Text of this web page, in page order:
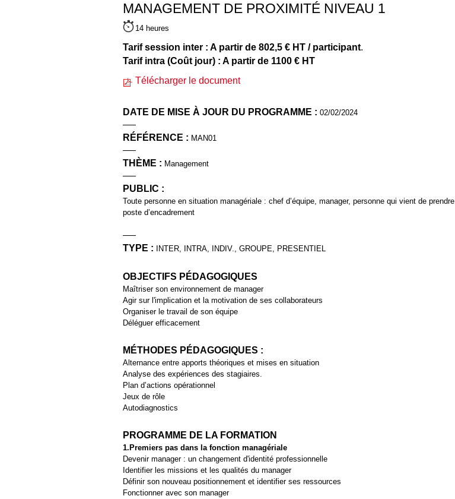
MANAGEMENT DE PROXIMITÉ NIVEAU 1
14 heures
Tarif session inter : A partir de 802,5 € HT / participant.
Tarif intra (Coût jour) : A partir de 1100 € HT
Télécharger le document
DATE DE MISE À JOUR DU PROGRAMME : 02/02/2024
RÉFÉRENCE : MAN01
THÈME : Management
PUBLIC :
Toute personne en situation managériale : chef d’équipe, manager, personne qui vient de prendre
poste d’encadrement
TYPE : INTER, INTRA, INDIV., GROUPE, PRESENTIEL
OBJECTIFS PÉDAGOGIQUES
Maîtriser son environnement de manager
Agir sur l'implication et la motivation de ses collaborateurs
Organiser le travail de son équipe
Déléguer efficacement
MÉTHODES PÉDAGOGIQUES :
Alternance entre apports théoriques et mises en situation
Analyse des expériences des stagiaires.
Plan d’actions opérationnel
Jeux de rôle
Autodiagnostics
PROGRAMME DE LA FORMATION
1.Premiers pas dans la fonction managériale
Devenir manager : un changement d'identité professionnelle
Identifier les missions et les qualités du manager
Définir son nouveau positionnement et identifier ses ressources
Fonctionner avec son manager